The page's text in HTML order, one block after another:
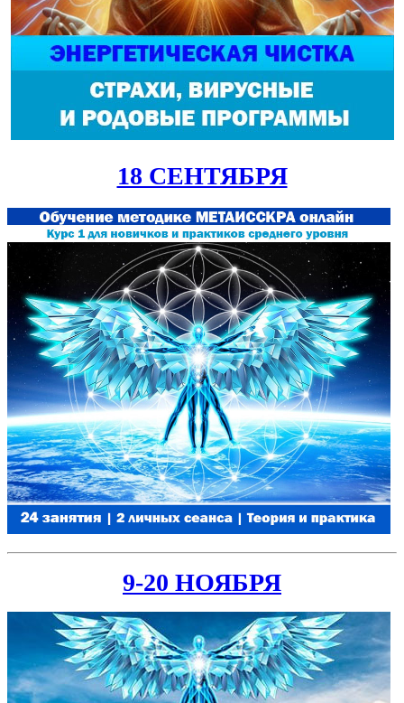
18 СЕНТЯБРЯ
9-20 НОЯБРЯ